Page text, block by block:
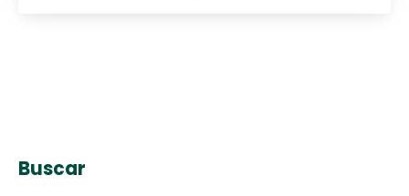
Buscar